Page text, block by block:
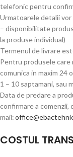
telefonic pentru
Urmatoarele detalii
– disponibilitate
la produse individual)
Termenul de livrare
Pentru produsele care
comunica in maxim 24
1 – 10 saptamani, sau
Data de predare a
confirmare a comenzii,
mail:
COSTUL